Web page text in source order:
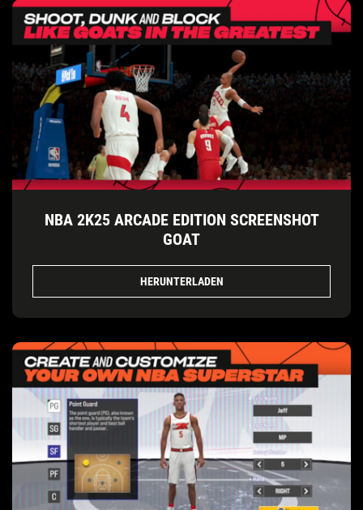
NBA 2K25 ARCADE EDITION SCREENSHOT
GOAT
HERUNTERLADEN